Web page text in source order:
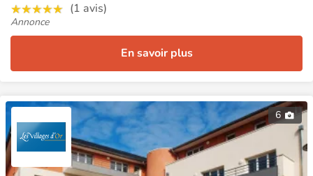
(1 avis)
Annonce
En savoir plus
6